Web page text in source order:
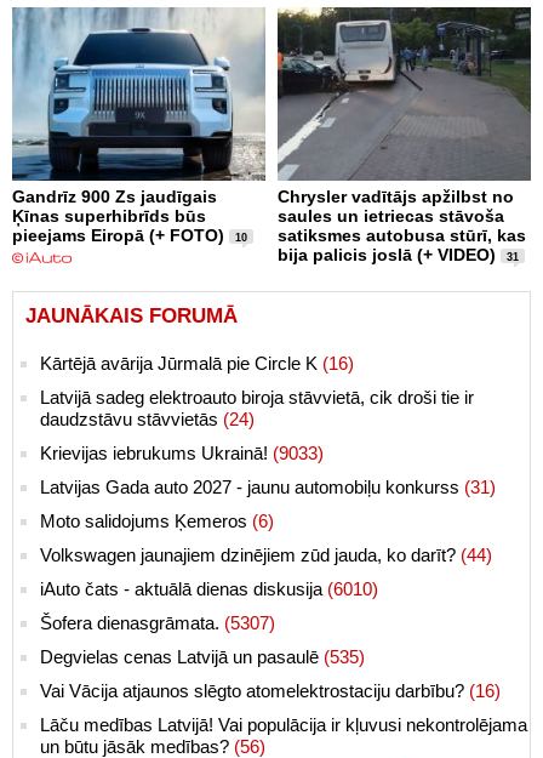
Gandrīz 900 Zs jaudīgais
Ķīnas superhibrīds būs
pieejams Eiropā (+ FOTO)
10
Chrysler vadītājs apžilbst no
saules un ietriecas stāvoša
satiksmes autobusa stūrī, kas
bija palicis joslā (+ VIDEO)
31
JAUNĀKAIS FORUMĀ
Kārtējā avārija Jūrmalā pie Circle K (16)
Latvijā sadeg elektroauto biroja stāvvietā, cik droši tie ir
daudzstāvu stāvvietās (24)
Krievijas iebrukums Ukrainā! (9033)
Latvijas Gada auto 2027 - jaunu automobiļu konkurss (31)
Moto salidojums Ķemeros (6)
Volkswagen jaunajiem dzinējiem zūd jauda, ko darīt? (44)
iAuto čats - aktuālā dienas diskusija (6010)
Šofera dienasgrāmata. (5307)
Degvielas cenas Latvijā un pasaulē (535)
Vai Vācija atjaunos slēgto atomelektrostaciju darbību? (16)
Lāču medības Latvijā! Vai populācija ir kļuvusi nekontrolējama
un būtu jāsāk medības? (56)